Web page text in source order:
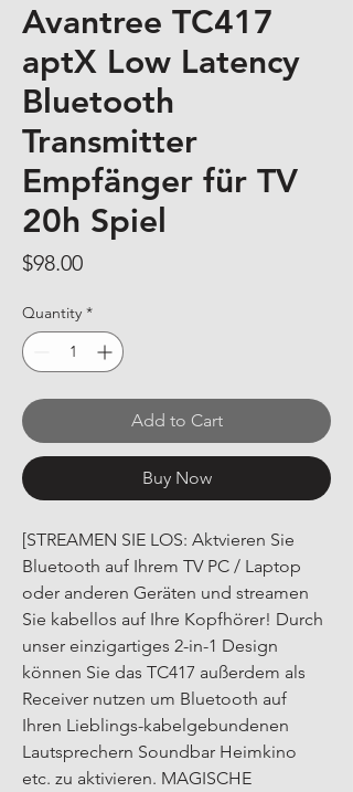
Avantree TC417
aptX Low Latency
Bluetooth
Transmitter
Empfänger für TV
20h Spiel
$98.00Price
Quantity *
Add to Cart
Buy Now
[STREAMEN SIE LOS: Aktvieren Sie
Bluetooth auf Ihrem TV PC / Laptop
oder anderen Geräten und streamen
Sie kabellos auf Ihre Kopfhörer! Durch
unser einzigartiges 2-in-1 Design
können Sie das TC417 außerdem als
Receiver nutzen um Bluetooth auf
Ihren Lieblings-kabelgebundenen
Lautsprechern Soundbar Heimkino
etc. zu aktivieren. MAGISCHE